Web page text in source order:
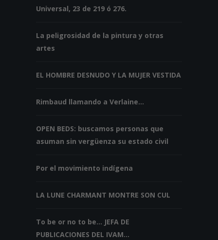
Universal, 23 de 219 ó 276.
La peligrosidad de la pintura y otras
artes
EL HOMBRE DESNUDO Y LA MUJER VESTIDA
Rimbaud llamando a Verlaine...
OPEN BEDS: buscamos personas que
asuman sin vergüenza su estado civil
Por el movimiento indígena
LA LUNE CHARMANT MONTRE SON CUL
To be or no to be... JEFA DE
PUBLICACIONES DEL IVAM...